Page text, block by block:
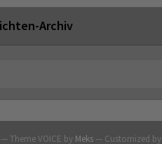
Archiv
Theme VOICE by Meks — Customized by